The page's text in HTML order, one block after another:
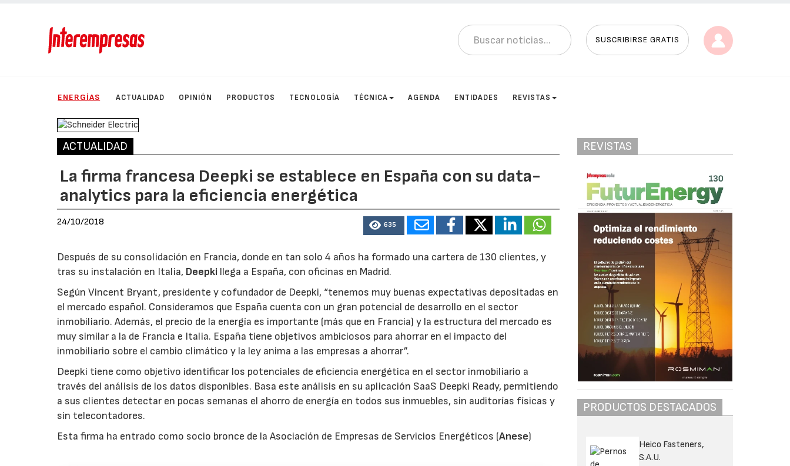
SUSCRIBIRSE GRATIS
ENERGÍAS ACTUALIDAD OPINIÓN PRODUCTOS TECNOLOGÍA TÉCNICA AGENDA ENTIDADES REVISTAS
ACTUALIDAD
La firma francesa Deepki se establece en España con su data-
analytics para la eficiencia energética
24/10/2018 635
Después de su consolidación en Francia, donde en tan solo 4 años ha formado una cartera de 130 clientes, y
tras su instalación en Italia, Deepki llega a España, con oficinas en Madrid.
Según Vincent Bryant, presidente y cofundador de Deepki, “tenemos muy buenas expectativas depositadas en
el mercado español. Consideramos que España cuenta con un gran potencial de desarrollo en el sector
inmobiliario. Además, el precio de la energía es importante (más que en Francia) y la estructura del mercado es
muy similar a la de Francia e Italia. España tiene objetivos ambiciosos para ahorrar en el impacto del
inmobiliario sobre el cambio climático y la ley anima a las empresas a ahorrar”.
Deepki tiene como objetivo identificar los potenciales de eficiencia energética en el sector inmobiliario a
través del análisis de los datos disponibles. Basa este análisis en su aplicación SaaS Deepki Ready, permitiendo
a sus clientes detectar en pocas semanas el ahorro de energía en todos sus inmuebles, sin auditorías físicas y
sin telecontadores.
Esta firma ha entrado como socio bronce de la Asociación de Empresas de Servicios Energéticos (Anese)
REVISTAS
PRODUCTOS DESTACADOS
Heico Fasteners,
S.A.U.